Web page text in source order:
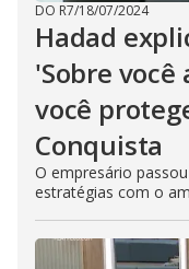
DO R7/18/07/2024
Hadad
'Sobre você
você
Conquista
O empresário
estratégias com o